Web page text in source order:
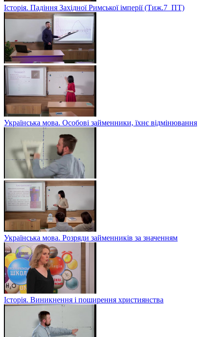
Історія. Падіння Західної Римської імперії (Тиж.7_ПТ)
Українська мова. Особові займенники, їхнє відмінювання
Українська мова. Розряди займенників за значенням
Історія. Виникнення і поширення християнства